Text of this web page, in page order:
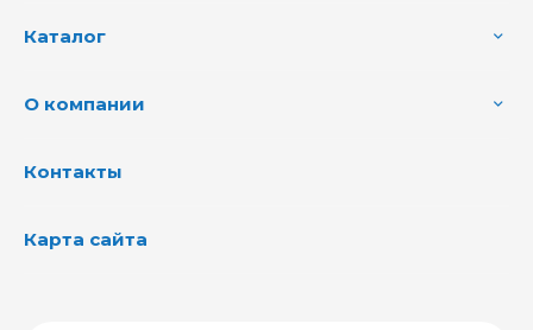
Каталог
О компании
Контакты
Карта сайта